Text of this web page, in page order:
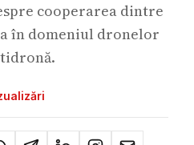
cooperarea dintre
în domeniul dronelor